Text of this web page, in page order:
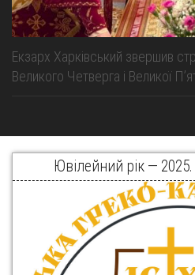
Екзарх Харківський звершив
Великого Четверга і Великої
Ювілейний рік —